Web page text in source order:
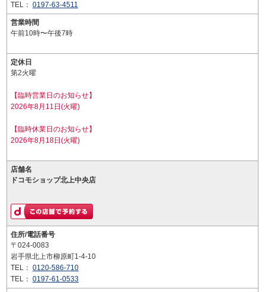
TEL： 0197-63-4511
営業時間
午前10時〜午後7時
定休日
第2火曜
【臨時営業日のお知らせ】
2026年8月11日(火曜)
【臨時休業日のお知らせ】
2026年8月18日(火曜)
店舗名
ドコモショップ北上中央店
住所/電話番号
〒024-0083
岩手県北上市柳原町1-4-10
TEL： 0120-586-710
TEL： 0197-61-0533